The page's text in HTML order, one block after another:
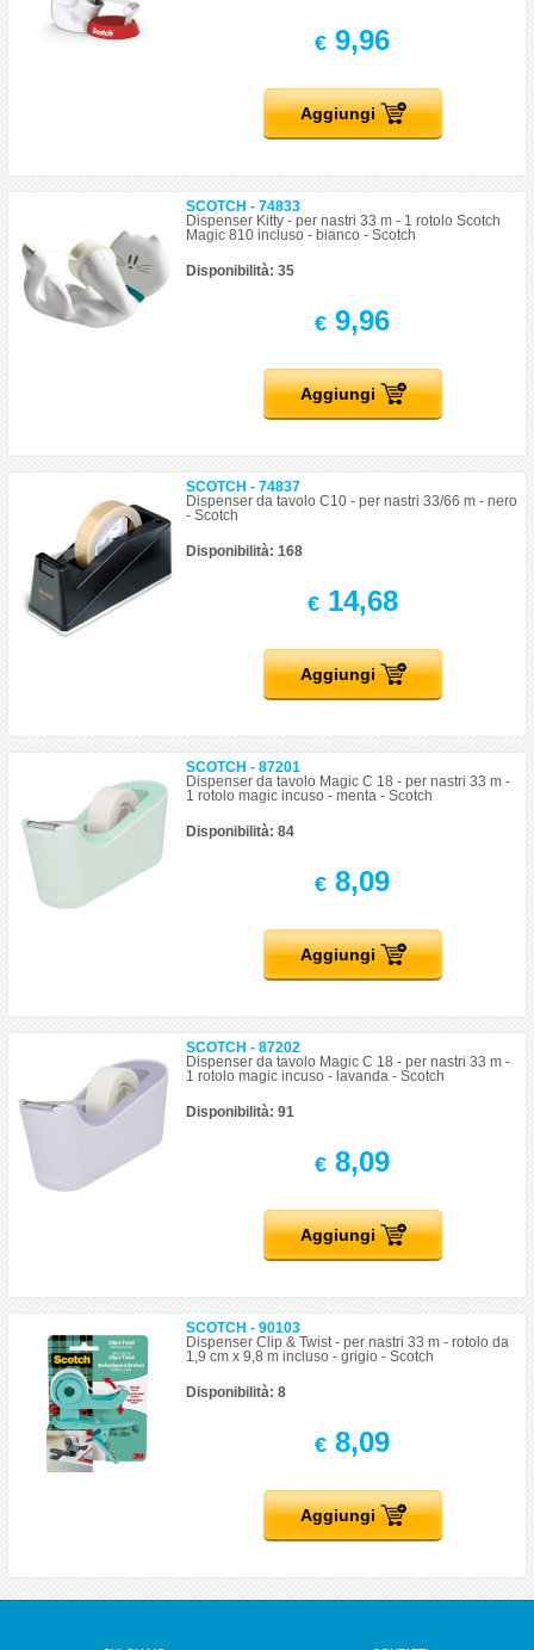
€ 9,96
Aggiungi
SCOTCH - 74833
Dispenser Kitty - per nastri 33 m - 1 rotolo Scotch
Magic 810 incluso - bianco - Scotch
Disponibilità: 35
€ 9,96
Aggiungi
SCOTCH - 74837
Dispenser da tavolo C10 - per nastri 33/66 m - nero
- Scotch
Disponibilità: 168
€14,68
Aggiungi
SCOTCH - 87201
Dispenser da tavolo Magic C 18 - per nastri 33 m -
1 rotolo magic incuso - menta - Scotch
Disponibilità: 84
€ 8,09
Aggiungi
SCOTCH - 87202
Dispenser da tavolo Magic C 18 - per nastri 33 m -
1 rotolo magic incuso - lavanda - Scotch
Disponibilità: 91
€ 8,09
Aggiungi
SCOTCH - 90103
Dispenser Clip & Twist - per nastri 33 m - rotolo da
1,9 cm x 9,8 m incluso - grigio - Scotch
Disponibilità: 8
€ 8,09
Aggiungi